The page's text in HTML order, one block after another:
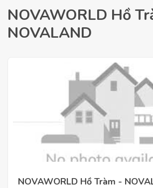
NOVAWORLD Hồ
NOVALAND
NOVAWORLD Hồ Tràm -